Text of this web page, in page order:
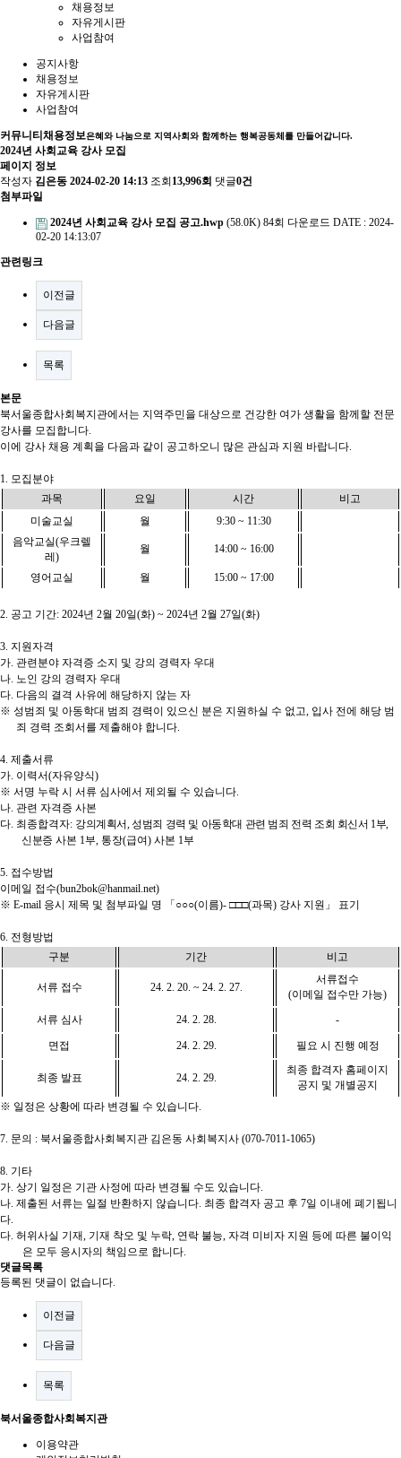
채용정보
자유게시판
사업참여
공지사항
채용정보
자유게시판
사업참여
커뮤니티 채용정보은혜와 나눔으로 지역사회와 함께하는 행복공동체를 만들어갑니다.
2024년 사회교육 강사 모집
페이지 정보
작성자 김은동 2024-02-20 14:13 조회 13,996회 댓글0건
첨부파일
2024년 사회교육 강사 모집 공고.hwp (58.0K) 84회 다운로드 DATE : 2024-
02-20 14:13:07
관련링크
이전글
다음글
목록
본문
북서울종합사회복지관에서는 지역주민을 대상으로 건강한 여가 생활을 함께할 전문
강사를 모집합니다.
이에 강사 채용 계획을 다음과 같이 공고하오니 많은 관심과 지원 바랍니다.
1. 모집분야
과목
요일 시간
비고
미술교실
월
9:30 ~ 11:30
음악교실(우크렐
레 )
월 14:00 ~ 16:00
영어교실 월 15:00 ~ 17:00
2. 공고 기간: 2024년 2월 20일(화) ~ 2024년 2월 27일(화)
3. 지원자격
가. 관련분야 자격증 소지 및 강의 경력자 우대
나. 노인 강의 경력자 우대
다. 다음의 결격 사유에 해당하지 않는 자
※ 성범죄 및 아동학대 범죄 경력이 있으신 분은 지원하실 수 없고, 입사 전에 해당 범
죄 경력 조회서를 제출해야 합니다.
4. 제출서류
가. 이력서(자유양식)
※ 서명 누락 시 서류 심사에서 제외될 수 있습니다.
나. 관련 자격증 사본
다. 최종합격자: 강의계획서,성범죄 경력 및 아동학대 관련 범죄 전력 조회 회신서 1부,
신분증 사본 1부, 통장(급여) 사본 1부
5. 접수방법
이메일 접수(bun2bok@hanmail.net)
※ E-mail 응시 제목 및 첨부파일 명 「○○○(이름)- □□□(과목) 강사 지원 」 표기
6. 전형방법
구분
기간 비고
서류 접수 24. 2. 20. ~ 24. 2. 27.
서류접수
(이메일 접수만 가능)
서류 심사
24. 2. 28. -
면접 24. 2. 29. 필요 시 진행 예정
최종 발표 24. 2. 29.
최종 합격자 홈페이지
공지 및 개별공지
※ 일정은 상황에 따라 변경될 수 있습니다.
7. 문의 : 북서울종합사회복지관 김은동 사회복지사 (070-7011-1065)
8. 기타
가. 상기 일정은 기관 사정에 따라 변경될 수도 있습니다.
나. 제출된 서류는 일절 반환하지 않습니다. 최종 합격자 공고 후 7일 이내에 폐기됩니
다.
다. 허위사실 기재, 기재 착오 및 누락, 연락 불능, 자격 미비자 지원 등에 따른 불이익
은 모두 응시자의 책임으로 합니다.
댓글목록
등록된 댓글이 없습니다.
이전글
다음글
목록
북서울종합사회복지관
이용약관